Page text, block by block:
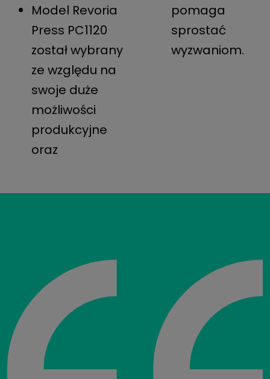
Model Revoria
Press PC1120
został wybrany
ze względu na
swoje duże
możliwości
produkcyjne
oraz
pomaga
sprostać
wyzwaniom.